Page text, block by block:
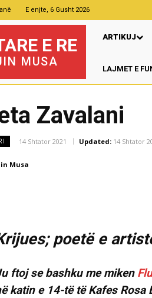
E enjte, 6 Gusht 2026
E RE
MUSA
ARTIKUJ
LAJMET E
Zavalani
14 Shtator 2021 Updated: 14 Shtator
Musa
poetë e
ftoj se bashku me miken
katin e 14-të të Kafes Rosa